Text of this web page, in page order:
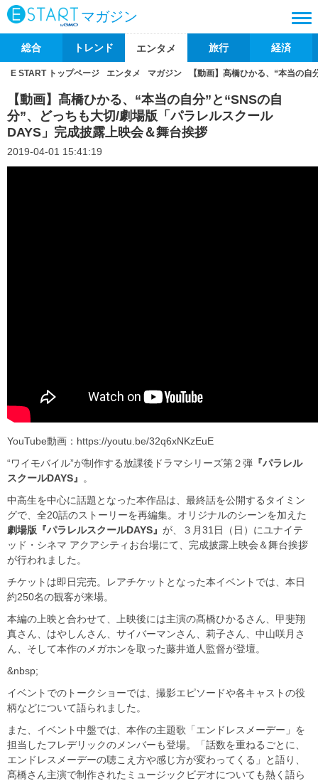
マガジン
総合 トレンド エンタメ 旅行 経済
E START トップページ エンタメ マガジン 【動画】髙橋ひかる、“本当の
【動画】髙橋ひかる、“本当の自分”と“SNSの自
分”、どっちも大切/劇場版「パラレルスクール
DAYS」完成披露上映会＆舞台挨拶
2019-04-01 15:41:19
YouTube動画：https://youtu.be/32q6xNKzEuE
“ワイモバイル”が制作する放課後ドラマシリーズ第２弾 『パラレル
スクールDAYS』
。
中高生を中心に話題となった本作品は、最終話を公開するタイミン
グで、全20話のストーリーを再編集。オリジナルのシーンを加えた
劇場版『パラレルスクールDAYS』 が、３月31日（日）にユナイテ
ッド・シネマ アクアシティお台場にて、完成披露上映会＆舞台挨拶
が行われました。
チケットは即日完売。レアチケットとなった本イベントでは、本日
約250名の観客が来場。
本編の上映と合わせて、上映後には主演の髙橋ひかるさん、甲斐翔
真さん、はやしんさん、サイバーマンさん、莉子さん、中山咲月さ
ん、そして本作のメガホンを取った藤井道人監督が登壇。
&nbsp;
イベントでのトークショーでは、撮影エピソードや各キャストの役
柄などについて語られました。
また、イベント中盤では、本作の主題歌「エンドレスメーデー」を
担当したフレデリックのメンバーも登場。「話数を重ねるごとに、
エンドレスメーデーの聴こえ方や感じ方が変わってくる」と語り、
髙橋さん主演で制作されたミュージックビデオについても熱く語ら